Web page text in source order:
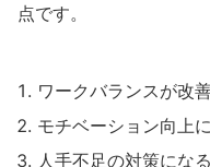
点です。
ワークバランスが改
モチベーション向上
人手不足の対策になる